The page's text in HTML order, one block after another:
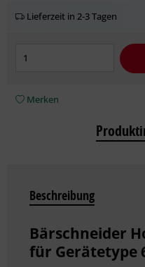
Lieferzeit in 2-3 Tagen
Merken
Beschreibung
Bärschneider
für Gerätetype